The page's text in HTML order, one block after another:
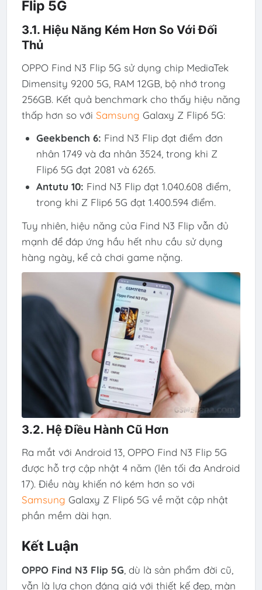
Flip 5G
3.1. Hiệu Năng Kém Hơn So Với Đối
Thủ
OPPO Find N3 Flip 5G sử dụng chip MediaTek
Dimensity 9200 5G, RAM 12GB, bộ nhớ trong
256GB. Kết quả benchmark cho thấy hiệu năng
thấp hơn so với Samsung Galaxy Z Flip6 5G:
Geekbench 6: Find N3 Flip đạt điểm đơn
nhân 1749 và đa nhân 3524, trong khi Z
Flip6 5G đạt 2081 và 6265.
Antutu 10: Find N3 Flip đạt 1.040.608 điểm,
trong khi Z Flip6 5G đạt 1.400.594 điểm.
Tuy nhiên, hiệu năng của Find N3 Flip vẫn đủ
mạnh để đáp ứng hầu hết nhu cầu sử dụng
hàng ngày, kể cả chơi game nặng.
3.2. Hệ Điều Hành Cũ Hơn
Ra mắt với Android 13, OPPO Find N3 Flip 5G
được hỗ trợ cập nhật 4 năm (lên tối đa Android
17). Điều này khiến nó kém hơn so với
Samsung Galaxy Z Flip6 5G về mặt cập nhật
phần mềm dài hạn.
Kết Luận
OPPO Find N3 Flip 5G, dù là sản phẩm đời cũ,
vẫn là lựa chọn đáng giá với thiết kế đẹp, màn